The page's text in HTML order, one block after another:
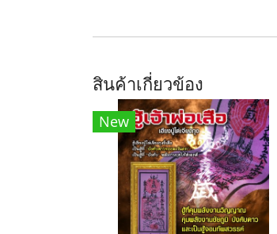
สินค้าเกี่ยวข้อง
New